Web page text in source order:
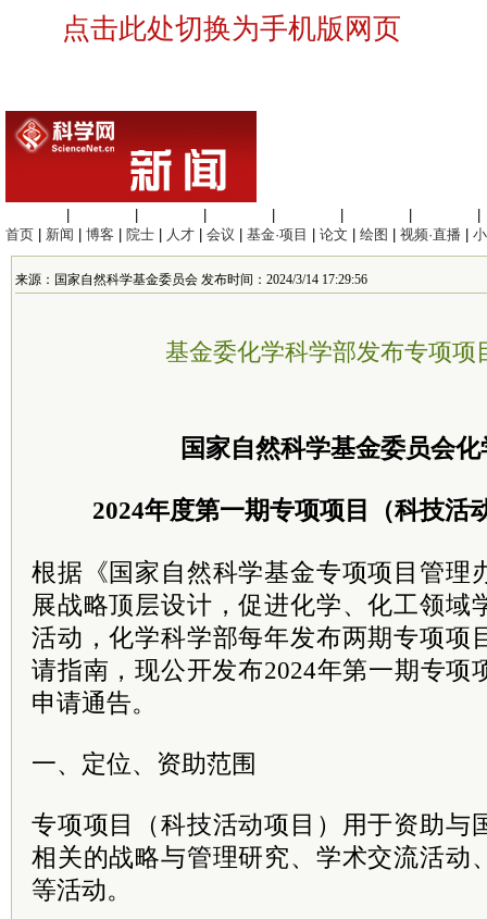
点击此处切换为手机版网页
首页
新闻 博客 院士 人才 会议 基金·项目 论文 绘图 视频·直播
来源：国家自然科学基金委员会 发布时间：2024/3/14 17:29:56
基金委化学科学部发布专项项
国家自然科学基金委员会
2024年度第一期专项项目（科技活
根据《国家自然科学基金专项项目管理
展战略顶层设计，促进化学、化工领域
活动，化学科学部每年发布两期专项项
请指南，现公开发布2024年第一期专项
申请通告。
一、定位、资助范围
专项项目（科技活动项目）用于资助与
相关的战略与管理研究、学术交流活动
等活动。